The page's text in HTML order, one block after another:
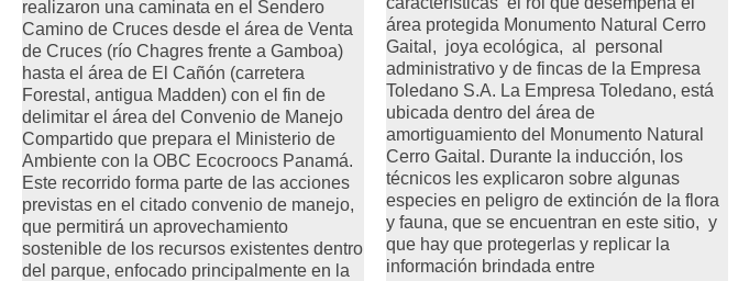
realizaron una caminata en el Sendero
Camino de Cruces desde el área de Venta
de Cruces (río Chagres frente a Gamboa)
hasta el área de El Cañón (carretera
Forestal, antigua Madden) con el fin de
delimitar el área del Convenio de Manejo
Compartido que prepara el Ministerio de
Ambiente con la OBC Ecocroocs Panamá.
Este recorrido forma parte de las acciones
previstas en el citado convenio de manejo,
que permitirá un aprovechamiento
sostenible de los recursos existentes dentro
del parque, enfocado principalmente en la
área protegida Monumento Natural Cerro
Gaital, joya ecológica, al personal
administrativo y de fincas de la Empresa
Toledano S.A. La Empresa Toledano, está
ubicada dentro del área de
amortiguamiento del Monumento Natural
Cerro Gaital. Durante la inducción, los
técnicos les explicaron sobre algunas
especies en peligro de extinción de la flora
y fauna, que se encuentran en este sitio, y
que hay que protegerlas y replicar la
información brindada entre